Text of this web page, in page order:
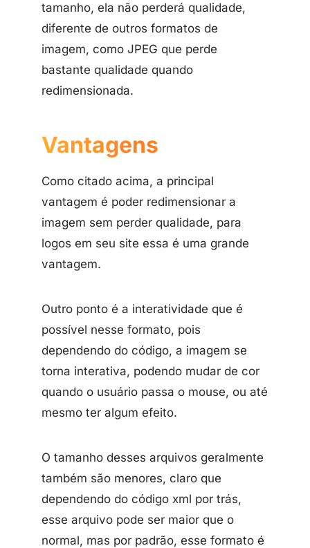
tamanho, ela não perderá qualidade,
diferente de outros formatos de
imagem, como JPEG que perde
bastante qualidade quando
redimensionada.
Vantagens
Como citado acima, a principal
vantagem é poder redimensionar a
imagem sem perder qualidade, para
logos em seu site essa é uma grande
vantagem.
Outro ponto é a interatividade que é
possível nesse formato, pois
dependendo do código, a imagem se
torna interativa, podendo mudar de cor
quando o usuário passa o mouse, ou até
mesmo ter algum efeito.
O tamanho desses arquivos geralmente
também são menores, claro que
dependendo do código xml por trás,
esse arquivo pode ser maior que o
normal, mas por padrão, esse formato é